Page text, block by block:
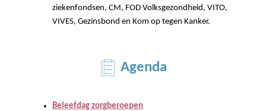
ziekenfondsen, CM, FOD Volksgezondheid, VITO,
VIVES, Gezinsbond en Kom op tegen Kanker.
Agenda
Beleefdag zorgberoepen